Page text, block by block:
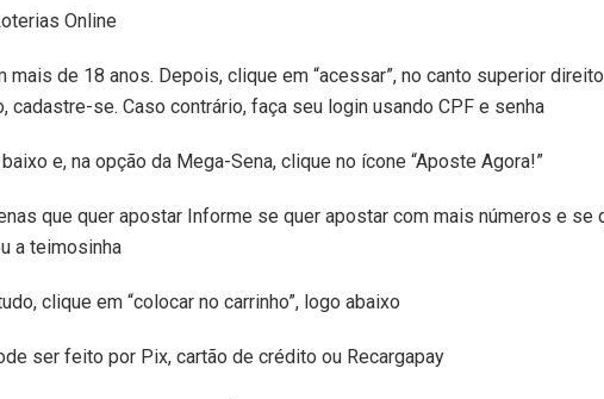
Online
mais de 18 anos. Depois, clique em “acessar”, no canto superior
cadastre-se. Caso contrário, faça seu login usando CPF e senha
e, na opção da Mega-Sena, clique no ícone “Aposte Agora!”
que quer apostar Informe se quer apostar com mais números e se
a teimosinha
clique em “colocar no carrinho”, logo abaixo
ser feito por Pix, cartão de crédito ou Recargapay